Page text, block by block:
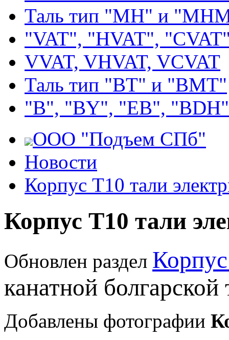
Таль тип "MH" и
"VAT", "HVAT",
VVAT, VHVAT, VCVAT
Таль тип "BT" и "BMT"
"В", "BY", "EВ", "BDH"
ООО "Подъем СПб"
Новости
Корпус Т10 тали
Корпус Т10 тали
Обновлен раздел
канатной
Добавлены фотографии